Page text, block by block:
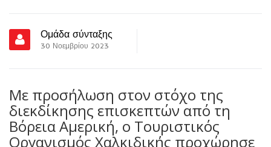
Ομάδα σύνταξης
30 Νοεμβρίου 2023
Με προσήλωση στον στόχο της
διεκδίκησης επισκεπτών από τη
Βόρεια Αμερική, ο Τουριστικός
Οργανισμός Χαλκιδικής προχώρησε